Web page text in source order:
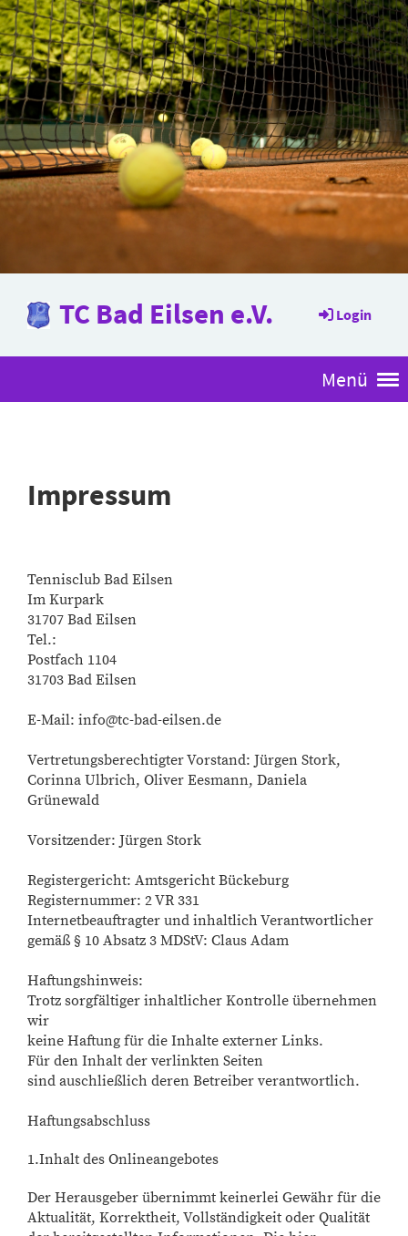
TC Bad Eilsen e.V. Login
Menü
Impressum
Tennisclub Bad Eilsen
Im Kurpark
31707 Bad Eilsen
Tel.:
Postfach 1104
31703 Bad Eilsen
E-Mail: info@tc-bad-eilsen.de
Vertretungsberechtigter Vorstand: Jürgen Stork,
Corinna Ulbrich, Oliver Eesmann, Daniela
Grünewald
Vorsitzender: Jürgen Stork
Registergericht: Amtsgericht Bückeburg
Registernummer: 2 VR 331
Internetbeauftragter und inhaltlich Verantwortlicher
gemäß § 10 Absatz 3 MDStV: Claus Adam
Haftungshinweis:
Trotz sorgfältiger inhaltlicher Kontrolle übernehmen
wir
keine Haftung für die Inhalte externer Links.
Für den Inhalt der verlinkten Seiten
sind auschließlich deren Betreiber verantwortlich.
Haftungsabschluss
1.Inhalt des Onlineangebotes
Der Herausgeber übernimmt keinerlei Gewähr für die
Aktualität, Korrektheit, Vollständigkeit oder Qualität